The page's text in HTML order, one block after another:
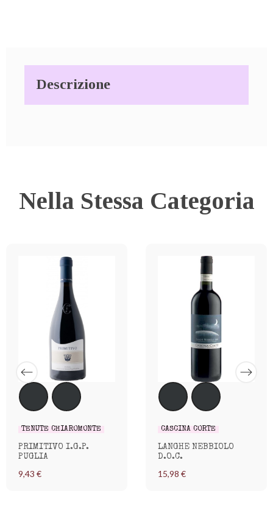
Descrizione
Nella Stessa Categoria
TENUTE CHIAROMONTE
PRIMITIVO I.G.P.
PUGLIA
9,43 €
CASCINA CORTE
LANGHE NEBBIOLO
D.O.C.
15,98 €